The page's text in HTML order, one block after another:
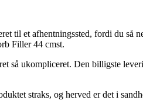
til et afhentningssted, fordi du så
Filler 44 cmst.
så ukompliceret. Den billigste
straks, og herved er det i